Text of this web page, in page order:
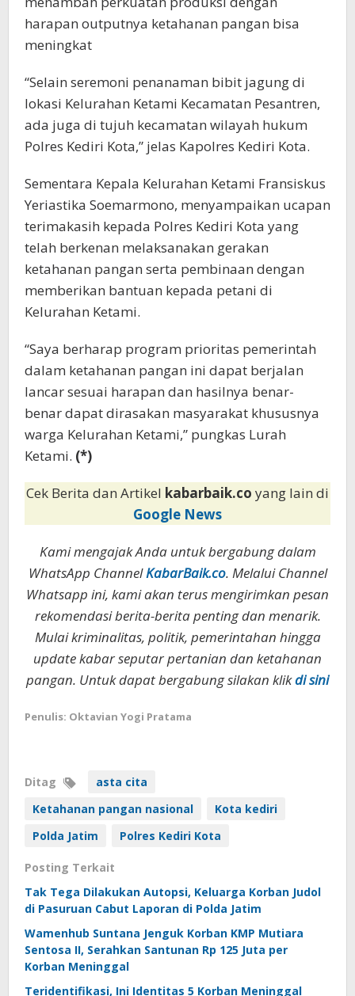
harapan outputnya ketahanan pangan bisa
meningkat
“Selain seremoni penanaman bibit jagung di
lokasi Kelurahan Ketami Kecamatan Pesantren,
ada juga di tujuh kecamatan wilayah hukum
Polres Kediri Kota,” jelas Kapolres Kediri Kota.
Sementara Kepala Kelurahan Ketami Fransiskus
Yeriastika Soemarmono, menyampaikan ucapan
terimakasih kepada Polres Kediri Kota yang
telah berkenan melaksanakan gerakan
ketahanan pangan serta pembinaan dengan
memberikan bantuan kepada petani di
Kelurahan Ketami.
“Saya berharap program prioritas pemerintah
dalam ketahanan pangan ini dapat berjalan
lancar sesuai harapan dan hasilnya benar-
benar dapat dirasakan masyarakat khususnya
warga Kelurahan Ketami,” pungkas Lurah
Ketami. (*)
Cek Berita dan Artikel kabarbaik.co yang lain di
Google News
Kami mengajak Anda untuk bergabung dalam
WhatsApp ChannelKabarBaik.co. Melalui Channel
Whatsapp ini, kami akan terus mengirimkan pesan
rekomendasi berita-berita penting dan menarik.
Mulai kriminalitas, politik, pemerintahan hingga
update kabar seputar pertanian dan ketahanan
pangan. Untuk dapat bergabung silakan klikdi sini
Penulis: Oktavian Yogi Pratama
Ditag
asta cita
Ketahanan pangan nasional
Kota kediri
Polda Jatim
Polres Kediri Kota
Posting Terkait
Tak Tega Dilakukan Autopsi, Keluarga Korban Judol
di Pasuruan Cabut Laporan di Polda Jatim
Wamenhub Suntana Jenguk Korban KMP Mutiara
Sentosa II, Serahkan Santunan Rp 125 Juta per
Korban Meninggal
Teridentifikasi, Ini Identitas 5 Korban Meninggal